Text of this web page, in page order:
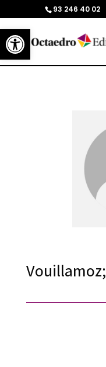
Abrir barra de
93 246 40 02